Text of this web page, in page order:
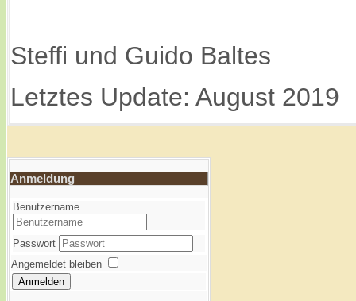
Steffi und Guido Baltes
Letztes Update: August 2019
Anmeldung
Benutzername
Passwort
Angemeldet bleiben
Anmelden